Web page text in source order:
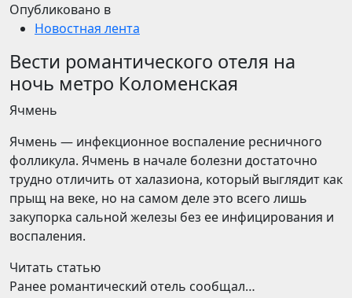
Опубликовано в
Новостная лента
Вести романтического отеля на
ночь метро Коломенская
​Ячмень
Ячмень — инфекционное воспаление ресничного
фолликула. Ячмень в начале болезни достаточно
трудно отличить от халазиона, который выглядит как
прыщ на веке, но на самом деле это всего лишь
закупорка сальной железы без ее инфицирования и
воспаления.
Читать статью
Ранее романтический отель сообщал…